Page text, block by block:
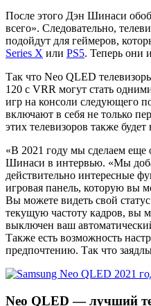
После этого Дэн Шинаси
всего». Следовательно,
подойдут для геймеров,
Series X или PS5. Теперь они
Так что Neo QLED
120 с VRR могут стать
игр на консоли следующего
включают в себя не только
этих телевизоров также
«В 2021 году мы сделаем
Шинаси в интервью. «Мы
действительно интересные
игровая панель, которую вы
Вы можете видеть свой
текущую частоту кадров, вы
выключен ваш
Также есть возможность
предпочтению. Так что
Neo QLED — лучший